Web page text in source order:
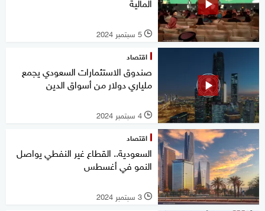
l 5 سبتمبر 2024
اقتصاد
صندوق الاستثمارات السعودي يجمع
ملياري دولار من أسواق الدين
l 4 سبتمبر 2024
اقتصاد
السعودية.. القطاع غير النفطي يواصل
النمو في أغسطس
l 3 سبتمبر 2024